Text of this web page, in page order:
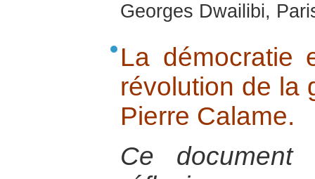
Georges Dwailibi,
La démocratie
révolution de la
Pierre Calame.
Ce